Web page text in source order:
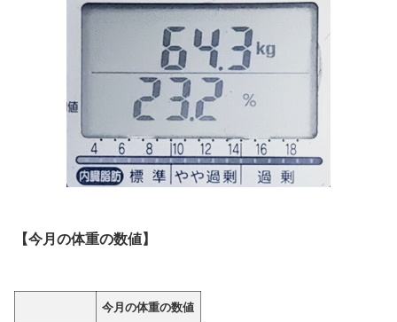
【今月の体重の数値】
今月の体重の数値